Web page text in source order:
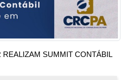
REALIZAM SUMMIT CONTÁBIL